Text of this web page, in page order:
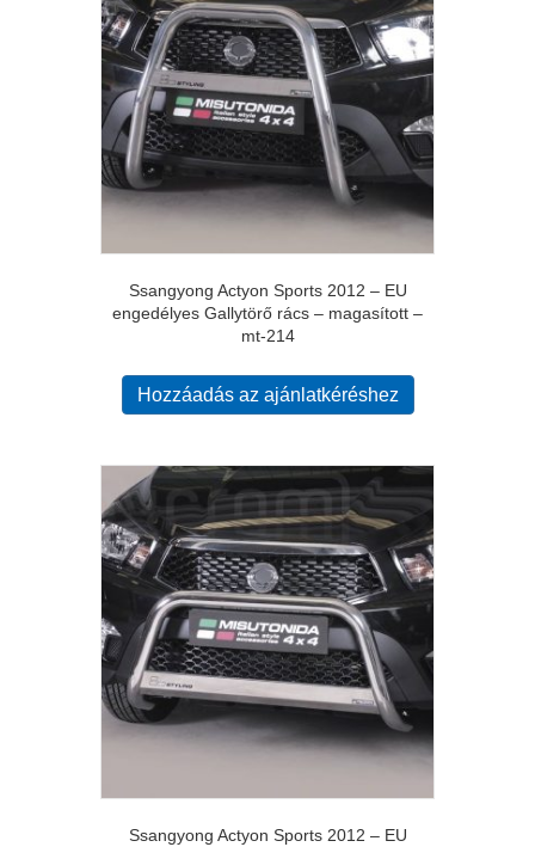
Ssangyong Actyon Sports 2012 – EU
engedélyes Gallytörő rács – magasított –
mt-214
Hozzáadás az ajánlatkéréshez
Ssangyong Actyon Sports 2012 – EU